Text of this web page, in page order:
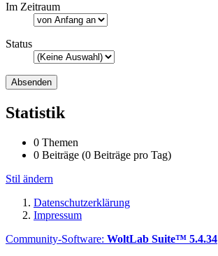
Im Zeitraum
Status
Statistik
0 Themen
0 Beiträge (0 Beiträge pro Tag)
Stil ändern
Datenschutzerklärung
Impressum
Community-Software: WoltLab Suite™ 5.4.34